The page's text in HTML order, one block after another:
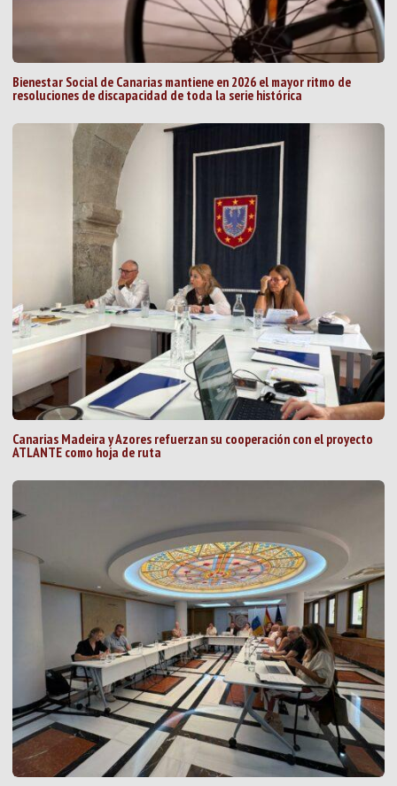
Bienestar Social de Canarias mantiene en 2026 el mayor ritmo de
resoluciones de discapacidad de toda la serie histórica
Canarias Madeira y Azores refuerzan su cooperación con el proyecto
ATLANTE como hoja de ruta